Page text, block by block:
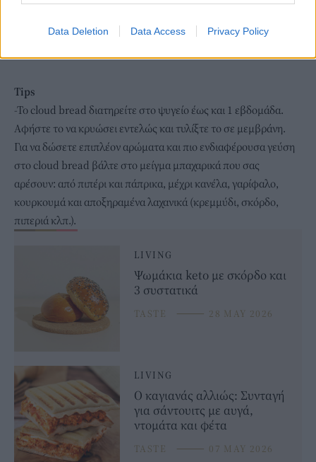
Data Deletion Data Access Privacy Policy
Tips
-To cloud bread διατηρείτε στο ψυγείο έως και 1 εβδομάδα.
Αφήστε το να κρυώσει εντελώς και τυλίξτε το σε μεμβράνη.
Για να δώσετε επιπλέον αρώματα και πιο ενδιαφέρουσα γεύση
στο cloud bread βάλτε στο μείγμα μπαχαρικά που σας
αρέσουν: από πιπέρι και πάπρικα, μέχρι κανέλα, γαρίφαλο,
κουρκουμά και αποξηραμένα λαχανικά (κρεμμύδι, σκόρδο,
πιπεριά κλπ.).
LIVING
Ψωμάκια keto με σκόρδο και
3 συστατικά
TASTE ⸻ 28 MAY 2026
LIVING
Ο καγιανάς αλλιώς: Συνταγή
για σάντουιτς με αυγά,
ντομάτα και φέτα
TASTE ⸻ 07 MAY 2026